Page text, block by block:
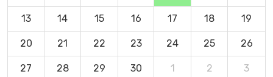
13 14 15 16 17 18 19
20 21 22 23 24 25 26
27 28 29 30 1 2 3